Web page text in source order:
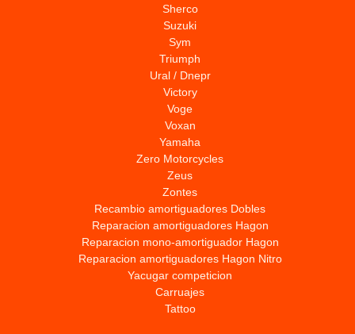
Sherco
Suzuki
Sym
Triumph
Ural / Dnepr
Victory
Voge
Voxan
Yamaha
Zero Motorcycles
Zeus
Zontes
Recambio amortiguadores Dobles
Reparacion amortiguadores Hagon
Reparacion mono-amortiguador Hagon
Reparacion amortiguadores Hagon Nitro
Yacugar competicion
Carruajes
Tattoo